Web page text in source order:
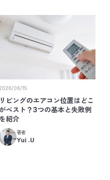
06/15
リビングのエアコン位置はどこ
がベスト？3つの基本と失敗例
を紹介
著者
Yui .U